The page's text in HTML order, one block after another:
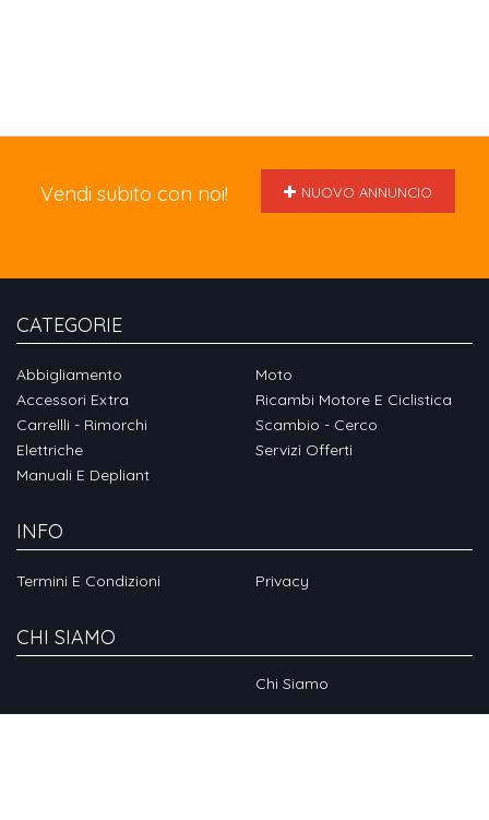
Vendi subito con noi! NUOVO ANNUNCIO
CATEGORIE
Abbigliamento
Accessori Extra
Carrellli - Rimorchi
Elettriche
Manuali E Depliant
Moto
Ricambi Motore E Ciclistica
Scambio - Cerco
Servizi Offerti
INFO
Termini E Condizioni Privacy
CHI SIAMO
Chi Siamo